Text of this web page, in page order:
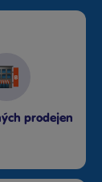
prodejen